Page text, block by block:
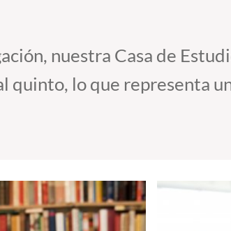
nuestra Casa de
quinto, lo que representa